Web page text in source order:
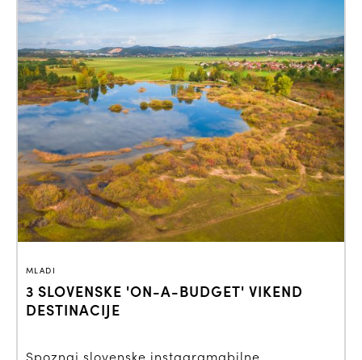
MLADI
3 SLOVENSKE 'ON-A-BUDGET' VIKEND
DESTINACIJE
Spoznaj slovenske instagramabilne